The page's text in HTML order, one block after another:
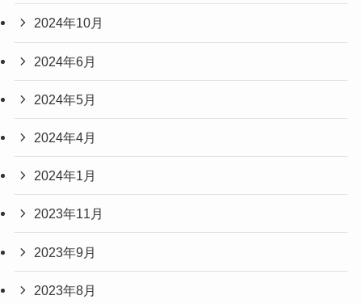
2024年10月
2024年6月
2024年5月
2024年4月
2024年1月
2023年11月
2023年9月
2023年8月